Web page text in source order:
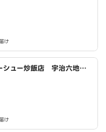
け
シュー炒飯店 宇治六地蔵
け